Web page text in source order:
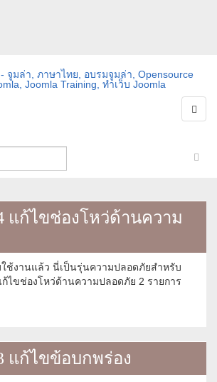
แก้ไขช่องโหว่ด้านความ
ใช้งานแล้ว นี่เป็นรุ่นความปลอดภัยสำหรับ
ไขช่องโหว่ด้านความปลอดภัย 2 รายการ
แก้ไขข้อบกพร่อง